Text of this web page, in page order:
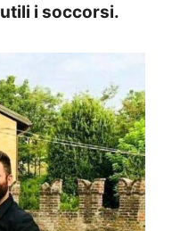
i soccorsi.